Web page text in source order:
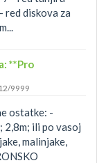
red diskova za
**Pro
9999
ostatke: -
2,8m; ili po vasoj
malinjake,